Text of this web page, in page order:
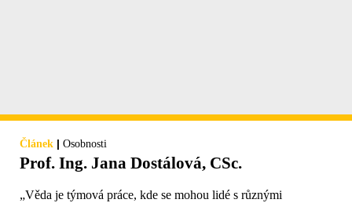
Článek | Osobnosti
Prof. Ing. Jana Dostálová, CSc.
„Věda je týmová práce, kde se mohou lidé s různými